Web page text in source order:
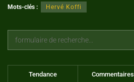
Mots-clés : Hervé Koffi
Tendance Commentaires